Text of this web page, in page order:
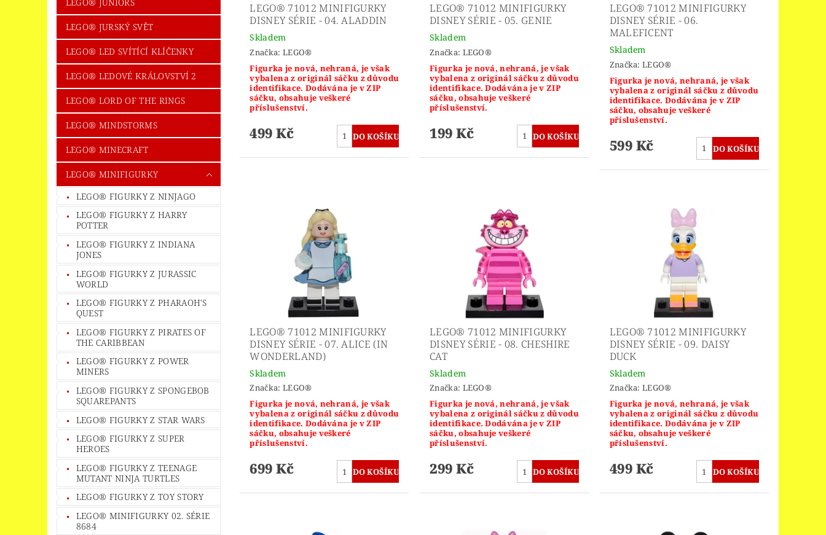
LEGO® JURSKÝ SVĚT
LEGO® LED SVÍTÍCÍ KLÍČENKY
LEGO® LEDOVÉ KRÁLOVSTVÍ 2
LEGO® LORD OF THE RINGS
LEGO® MINDSTORMS
LEGO® MINECRAFT
LEGO® MINIFIGURKY
LEGO® FIGURKY Z NINJAGO
LEGO® FIGURKY Z HARRY
POTTER
LEGO® FIGURKY Z INDIANA
JONES
LEGO® FIGURKY Z JURASSIC
WORLD
LEGO® FIGURKY Z PHARAOH'S
QUEST
LEGO® FIGURKY Z PIRATES OF
THE CARIBBEAN
LEGO® FIGURKY Z POWER
MINERS
LEGO® FIGURKY Z SPONGEBOB
SQUAREPANTS
LEGO® FIGURKY Z STAR WARS
LEGO® FIGURKY Z SUPER
HEROES
LEGO® FIGURKY Z TEENAGE
MUTANT NINJA TURTLES
LEGO® FIGURKY Z TOY STORY
LEGO® MINIFIGURKY 02. SÉRIE
8684
LEGO® 71012 MINIFIGURKY
DISNEY SÉRIE - 04. ALADDIN
Skladem
Značka: LEGO®
Figurka je nová, nehraná, je však
vybalena z originál sáčku z důvodu
identifikace. Dodávána je v ZIP
sáčku, obsahuje veškeré
příslušenství.
499 Kč
LEGO® 71012 MINIFIGURKY
DISNEY SÉRIE - 05. GENIE
Skladem
Značka: LEGO®
Figurka je nová, nehraná, je však
vybalena z originál sáčku z důvodu
identifikace. Dodávána je v ZIP
sáčku, obsahuje veškeré
příslušenství.
199 Kč
LEGO® 71012 MINIFIGURKY
DISNEY SÉRIE - 06.
MALEFICENT
Skladem
Značka:LEGO®
Figurka je nová, nehraná, je však
vybalena z originál sáčku z důvodu
identifikace. Dodávána je v ZIP
sáčku, obsahuje veškeré
příslušenství.
599 Kč
LEGO® 71012 MINIFIGURKY
DISNEY SÉRIE - 07. ALICE (IN
WONDERLAND)
Skladem
Značka: LEGO®
Figurka je nová, nehraná, je však
vybalena z originál sáčku z důvodu
identifikace. Dodávána je v ZIP
sáčku, obsahuje veškeré
příslušenství.
699 Kč
LEGO® 71012 MINIFIGURKY
DISNEY SÉRIE - 08. CHESHIRE
CAT
Skladem
Značka: LEGO®
Figurka je nová, nehraná, je však
vybalena z originál sáčku z důvodu
identifikace. Dodávána je v ZIP
sáčku, obsahuje veškeré
příslušenství.
299 Kč
LEGO® 71012 MINIFIGURKY
DISNEY SÉRIE - 09. DAISY
DUCK
Skladem
Značka:LEGO®
Figurka je nová, nehraná, je však
vybalena z originál sáčku z důvodu
identifikace. Dodávána je v ZIP
sáčku, obsahuje veškeré
příslušenství.
499 Kč